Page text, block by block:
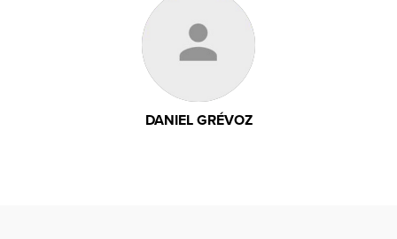
DANIEL GRÉVOZ